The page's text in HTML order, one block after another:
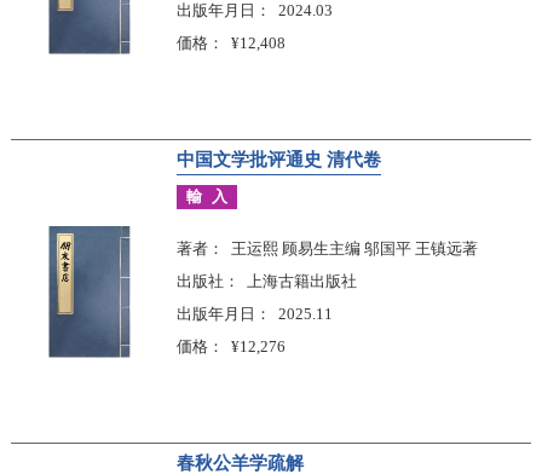
出版年月日
2024.03
価格
¥12,408
中国文学批评通史 清代卷
輸入
著者
王运熙 顾易生主编 邬国平 王镇远著
出版社
上海古籍出版社
出版年月日
2025.11
価格
¥12,276
春秋公羊学疏解